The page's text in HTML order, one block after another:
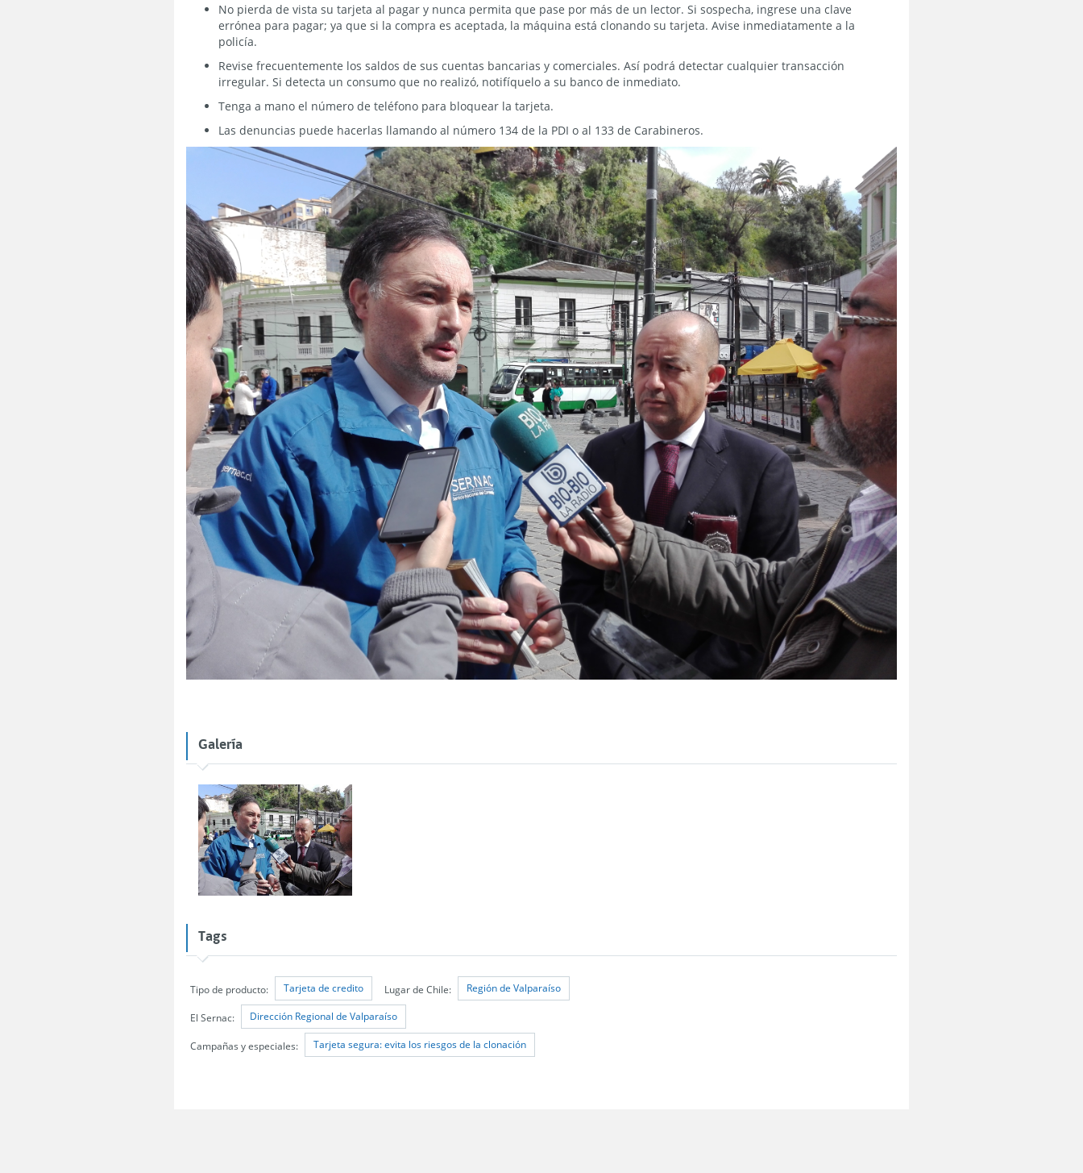
No pierda de vista su tarjeta al pagar y nunca permita que pase por más de un lector. Si sospecha, ingrese una clave
errónea para pagar; ya que si la compra es aceptada, la máquina está clonando su tarjeta. Avise inmediatamente a la
policía.
Revise frecuentemente los saldos de sus cuentas bancarias y comerciales. Así podrá detectar cualquier transacción
irregular. Si detecta un consumo que no realizó, notifíquelo a su banco de inmediato.
Tenga a mano el número de teléfono para bloquear la tarjeta.
Las denuncias puede hacerlas llamando al número 134 de la PDI o al 133 de Carabineros.
Galería
Tags
Tipo de producto: Tarjeta de credito Lugar de Chile: Región de Valparaíso
El Sernac: Dirección Regional de Valparaíso
Campañas y especiales: Tarjeta segura: evita los riesgos de la clonación